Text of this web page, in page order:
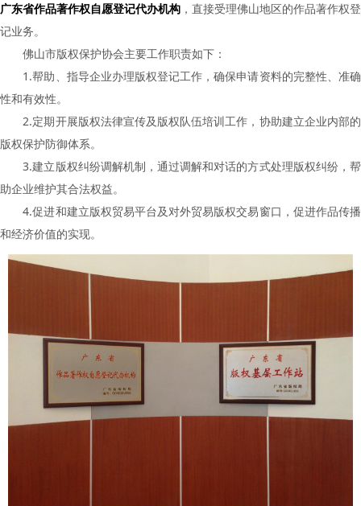
广东省作品著作权自愿登记代办机构 ，直接受理佛山地区的作品著作权登
记业务。
佛山市版权保护协会主要工作职责如下：
1.帮助、指导企业办理版权登记工作，确保申请资料的完整性、准确
性和有效性。
2.定期开展版权法律宣传及版权队伍培训工作，协助建立企业内部的
版权保护防御体系。
3.建立版权纠纷调解机制，通过调解和对话的方式处理版权纠纷，帮
助企业维护其合法权益。
4.促进和建立版权贸易平台及对外贸易版权交易窗口，促进作品传播
和经济价值的实现。